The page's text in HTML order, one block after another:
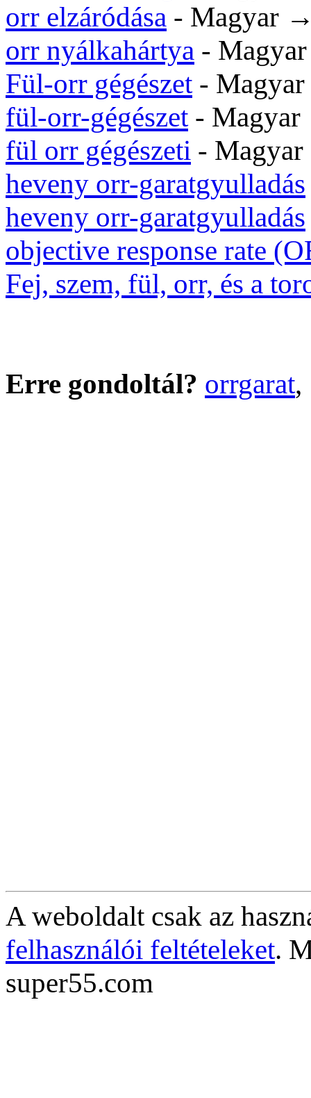
orr elzáródása - Magyar
orr nyálkahártya -
Fül-orr gégészet-
fül-orr-gégészet-
fül orr gégészeti -
heveny orr-garatgyulladás
heveny orr-garatgyulladás
objective response rate
Fej, szem, fül, orr, és a
Erre gondoltál? orrgarat,
A weboldalt csak az
felhasználói feltételeket.
super55.com